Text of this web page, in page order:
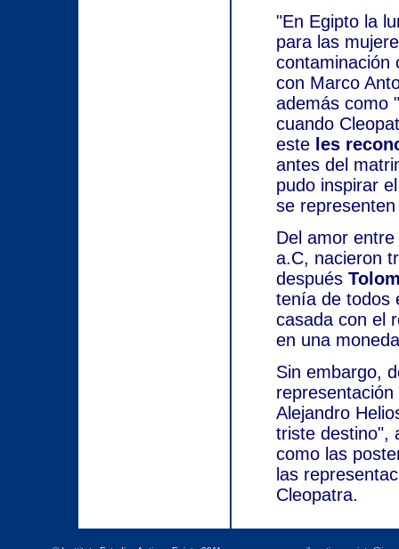
"En Egipto la
para las
contaminación
con Marco
además como
cuando
este les
antes del
pudo inspirar
se
Del amor
a.C, nacieron
después
tenía de todos
casada con el
en una
Sin embargo,
Alejandro
triste destino",
como las
las
Cleopatra.